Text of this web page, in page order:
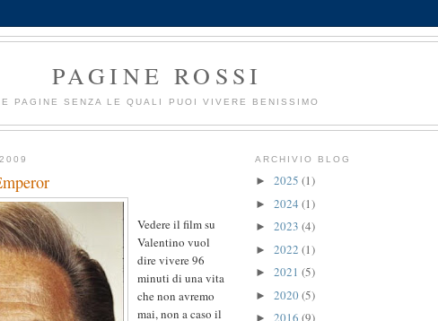
PAGINE ROSSI
PAGINE SENZA LE QUALI PUOI VIVERE BENISSIMO
Vedere il film su
Valentino vuol
dire vivere 96
minuti di una vita
che non avremo
mai, non a caso il
ARCHIVIO BLOG
► 2025 (1)
► 2024 (1)
► 2023 (4)
► 2022 (1)
► 2021 (5)
► 2020(5)
► 2016 (9)